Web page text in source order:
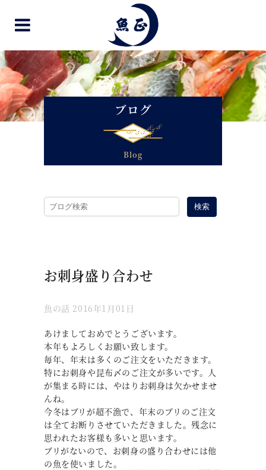
ブログ
Blog
検索
お刺身盛り合わせ
魚の話 2016年1月01日
あけましておめでとうございます。
本年もよろしくお願い致します。
毎年、年末は多くのご注文をいただきます。
特にお刺身や昆布〆のご注文が多いです。人
が集まる時には、やはりお刺身は欠かせませ
んね。
今冬はブリが超不漁で、年末のブリのご注文
は全てお断りさせていただきました。残念に
思われたお客様も多いと思います。
ブリがないので、お刺身の盛り合わせには他
の魚を使いました。